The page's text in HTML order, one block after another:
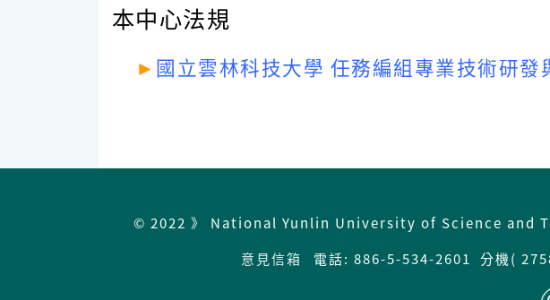
本中心法規
►國立雲林科技大學 任務編組專業技術研
© 2022 》 National Yunlin University of Science
意見信箱
電話: 886-5-534-2601 分機(